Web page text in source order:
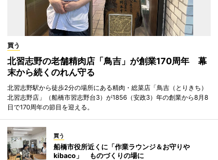
買う
北習志野の老舗精肉店「鳥吉」が創業170周年 幕
末から続くのれん守る
北習志野駅から徒歩2分の場所にある精肉・総菜店「鳥吉（とりきち）
北習志野店」（船橋市習志野台3）が1856（安政3）年の創業から8月8
日で170周年の節目を迎える。
買う
船橋市役所近くに「作業ラウンジ＆お守りや
kibaco」 ものづくりの場に